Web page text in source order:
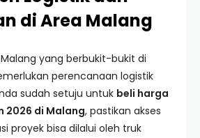
di Area Malang
yang berbukit-bukit di
perencanaan logistik
sudah setuju untuk beli harga
2026 di Malang, pastikan akses
proyek bisa dilalui oleh truk